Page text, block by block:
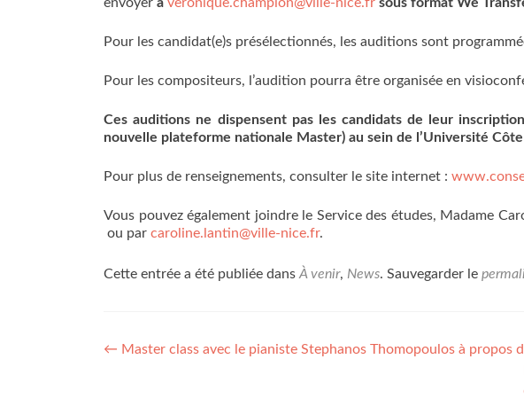
Pour les candidat(e)s présélectionnés, les auditions sont
Pour les compositeurs, l’audition pourra être organisée en
Ces auditions ne dispensent pas les candidats de leur
nouvelle plateforme nationale Master) au sein de l’Université Côte
Pour plus de renseignements, consulter le site internet :
Vous pouvez également joindre le Service des études, Madame
ou par caroline.lantin@ville-nice.fr.
Cette entrée a été publiée dans À venir, News. Sauvegarder le
Navigation
← Master class avec le pianiste Stephanos Thomopoulos à